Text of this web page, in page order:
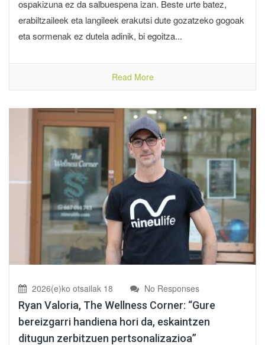
ospakizuna ez da salbuespena izan. Beste urte batez,
erabiltzaileek eta langileek erakutsi dute gozatzeko gogoak
eta sormenak ez dutela adinik, bi egoitza...
Read More
2026(e)ko otsailak 18 No Responses
Ryan Valoria, The Wellness Corner: “Gure
bereizgarri handiena hori da, eskaintzen
ditugun zerbitzuen pertsonalizazioa”